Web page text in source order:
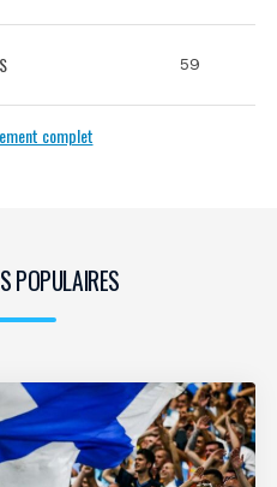
59
complet
POPULAIRES